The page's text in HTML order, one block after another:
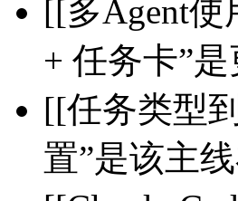
[[多Agent使
+ 任务卡”
[[任务类型
置”是该主